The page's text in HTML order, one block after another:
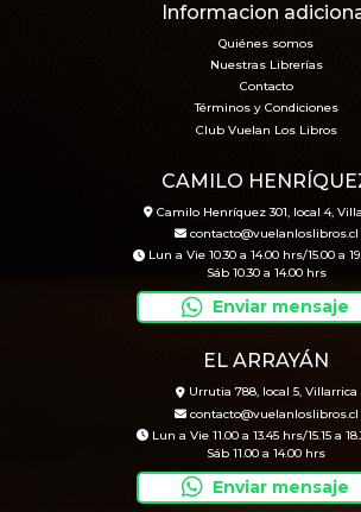
Informacion
Quiénes somos
Nuestras Librerías
Contacto
Términos y Condiciones
Club Vuelan Los Libros
CAMILO
Camilo Henríquez 301, local 4,
contacto@vuelanloslibros.cl
Lun a Vie 10.30 a 14.00 hrs/15.00 a
Sáb 10.30 a 14.00 hrs
Enviar mensaje
EL ARRAYÁN
Urrutia 788, local 5, Villarrica
contacto@vuelanloslibros.cl
Lun a Vie 11.00 a 13.45 hrs/15.15 a
Sáb 11.00 a 14.00 hrs
Enviar mensaje